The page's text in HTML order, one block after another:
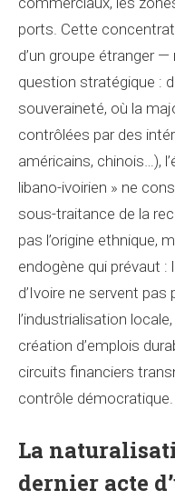
ports. Cette
d’un groupe étranger
question stratégique :
souveraineté, où la
contrôlées par des
américains, chinois…),
libano-ivoirien » ne
sous-traitance de la
pas l’origine ethnique,
endogène qui prévaut
d’Ivoire ne servent
l’industrialisation
création d’emplois
circuits financiers
contrôle démocratique.
La
dernier acte